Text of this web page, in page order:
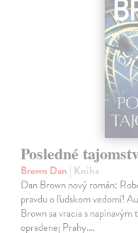
Posledné
Brown Dan | Kniha
Dan Brown nový román:
pravdu o ľudskom vedomí!
Brown sa vracia s
opradenej Prahy.…